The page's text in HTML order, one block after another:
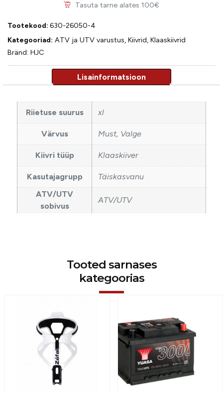
Tasuta tarne alates 100€
Tootekood: 630-26050-4
Kategooriad: ATV ja UTV varustus, Kiivrid, Klaaskiivrid
Bränd: HJC
Riietuse suurus xl
Värvus Must, Valge
Kiivri tüüp Klaaskiiver
Kasutajagrupp
Täiskasvanu
ATV/UTV
sobivus
ATV/UTV
Tooted sarnases
kategoorias